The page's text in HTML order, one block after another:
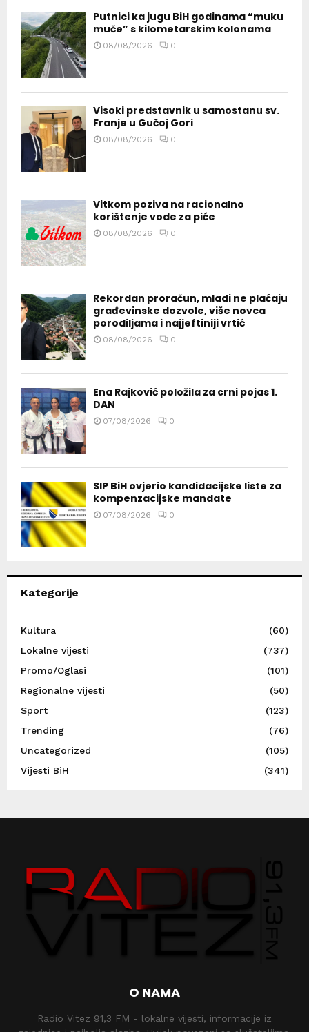
Putnici ka jugu BiH godinama “muku
muče” s kilometarskim kolonama
08/08/2026 0
Visoki predstavnik u samostanu sv.
Franje u Gučoj Gori
08/08/2026 0
Vitkom poziva na racionalno
korištenje vode za piće
08/08/2026 0
Rekordan proračun, mladi ne plaćaju
građevinske dozvole, više novca
porodiljama i najjeftiniji vrtić
08/08/2026 0
Ena Rajković položila za crni pojas 1.
DAN
07/08/2026 0
SIP BiH ovjerio kandidacijske liste za
kompenzacijske mandate
07/08/2026 0
Kategorije
Kultura
(60)
Lokalne vijesti
(737)
Promo/Oglasi
(101)
Regionalne vijesti
(50)
Sport
(123)
Trending
(76)
Uncategorized
(105)
Vijesti BiH
(341)
O NAMA
Radio Vitez 91,3 FM - lokalne vijesti, informacije iz